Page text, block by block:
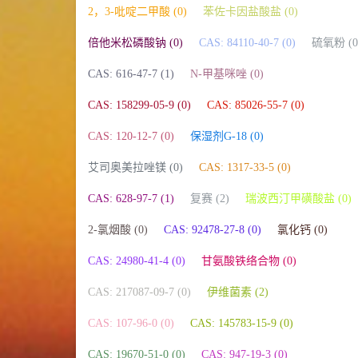
2，3-吡啶二甲酸 (0) 苯佐卡因盐酸盐 (0)
倍他米松磷酸钠 (0) CAS: 84110-40-7 (0) 硫氧粉
CAS: 616-47-7 (1) N-甲基咪唑 (0)
CAS: 158299-05-9 (0) CAS: 85026-55-7 (0)
CAS: 120-12-7 (0) 保湿剂G-18 (0)
艾司奥美拉唑镁 (0) CAS: 1317-33-5 (0)
CAS: 628-97-7 (1) 复赛 (2) 瑞波西汀甲磺酸盐 (0)
2-氯烟酸 (0) CAS: 92478-27-8 (0) 氯化钙 (0)
CAS: 24980-41-4 (0) 甘氨酸铁络合物 (0)
CAS: 217087-09-7 (0) 伊维菌素 (2)
CAS: 107-96-0 (0) CAS: 145783-15-9 (0)
CAS: 19670-51-0 (0) CAS: 947-19-3 (0)